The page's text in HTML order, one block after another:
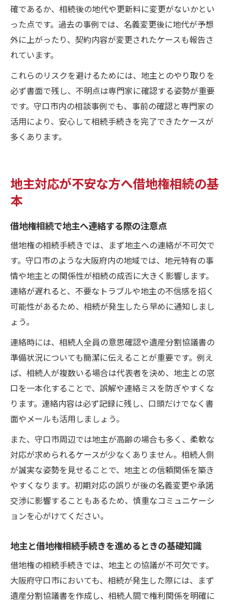
確であるか、相続後の地代や更新料に変更がないかとい
った点です。過去の事例では、名義変更後に地代が予想
外に上がったり、契約内容が変更されたケースも報告さ
れています。
これらのリスクを避けるためには、地主とのやり取りを
必ず書面で残し、不明点は専門家に確認する姿勢が重要
です。守口市内の相談事例でも、事前の確認と専門家の
活用により、安心して相続手続きを完了できたケースが
多くあります。
地主対応が不安な方へ借地権相続の基
本
借地権相続で地主へ連絡する際の注意点
借地権の相続手続きでは、まず地主への連絡が不可欠で
す。守口市のような大阪府内の地域では、地元特有の事
情や地主との関係性が相続の成否に大きく影響します。
連絡が遅れると、不要なトラブルや地主の不信感を招く
可能性があるため、相続が発生したら早めに通知しまし
ょう。
連絡時には、相続人全員の意思確認や遺産分割協議書の
準備状況についても簡潔に伝えることが重要です。例え
ば、相続人が複数いる場合は代表者を決め、地主との窓
口を一本化することで、誤解や連絡ミスを防ぎやすくな
ります。連絡内容は必ず記録に残し、口頭だけでなく書
面やメールも活用しましょう。
また、守口市周辺では地主が高齢の場合も多く、柔軟な
対応が求められるケースが少なくありません。相続人側
が誠実な姿勢を見せることで、地主との信頼関係を築き
やすくなります。初期対応の誤りが後の名義変更や承諾
交渉に影響することもあるため、慎重なコミュニケーシ
ョンを心がけてください。
地主と借地権相続手続きを進めるときの基礎知識
借地権の相続手続きでは、地主との協議が不可欠です。
大阪府守口市においても、相続が発生した際には、まず
遺産分割協議書を作成し、相続人間で権利関係を明確に